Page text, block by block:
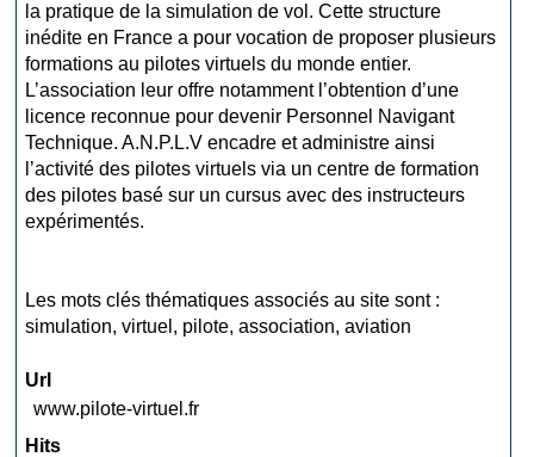
la pratique de la simulation de vol. Cette structure
inédite en France a pour vocation de proposer plusieurs
formations au pilotes virtuels du monde entier.
L’association leur offre notamment l’obtention d’une
licence reconnue pour devenir Personnel Navigant
Technique. A.N.P.L.V encadre et administre ainsi
l’activité des pilotes virtuels via un centre de formation
des pilotes basé sur un cursus avec des instructeurs
expérimentés.
Les mots clés thématiques associés au site sont :
simulation,virtuel , pilote,association,aviation
Url
www.pilote-virtuel.fr
Hits